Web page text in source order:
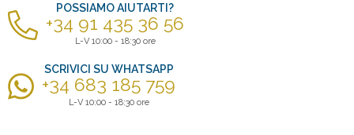
POSSIAMO AIUTARTI?
+34 91 435 36 56
L-V 10:00 - 18:30 ore
SCRIVICI SU WHATSAPP
+34 683 185 759
L-V 10:00 - 18:30 ore